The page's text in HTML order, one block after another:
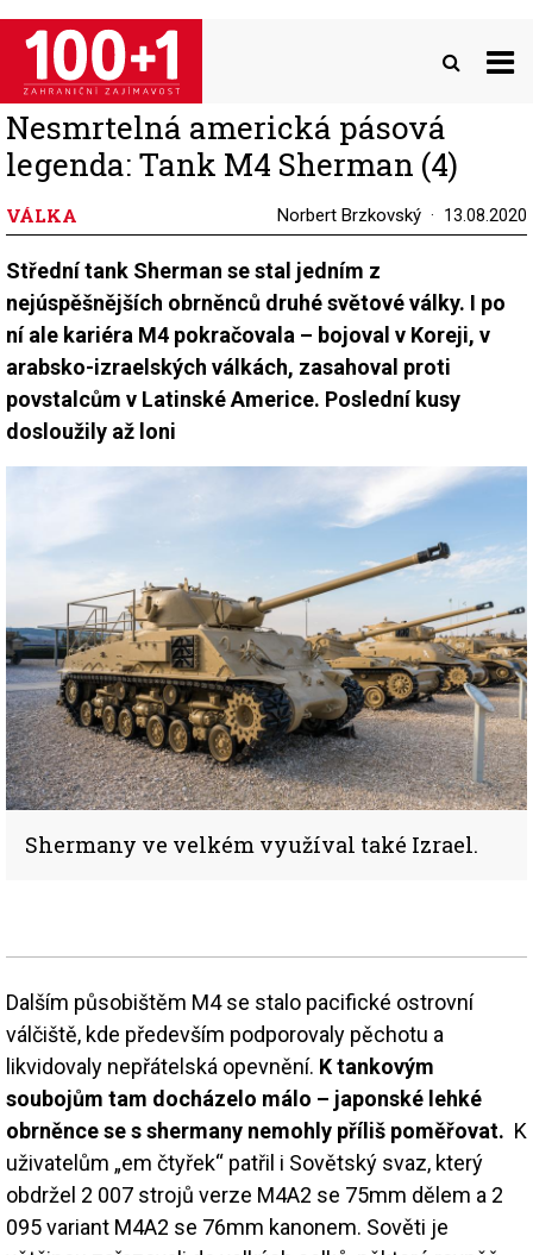
Přejít
hlavnímu
obsahu
Nesmrtelná americká pásová
legenda: Tank M4 Sherman (4)
VÁLKA Norbert Brzkovský 13.08.2020
Střední tank Sherman se stal jedním z
nejúspěšnějších obrněnců druhé světové války. I po
ní ale kariéra M4 pokračovala – bojoval v Koreji, v
arabsko-izraelských válkách, zasahoval proti
povstalcům v Latinské Americe. Poslední kusy
dosloužily až loni
Shermany ve velkém využíval také Izrael.
Dalším působištěm M4 se stalo pacifické ostrovní
válčiště, kde především podporovaly pěchotu a
likvidovaly nepřátelská opevnění. K tankovým
soubojům tam docházelo málo – japonské lehké
obrněnce se s shermany nemohly příliš poměřovat. K
uživatelům „em čtyřek“ patřil i Sovětský svaz, který
obdržel 2 007 strojů verze M4A2 se 75mm dělem a 2
095 variant M4A2 se 76mm kanonem. Sověti je